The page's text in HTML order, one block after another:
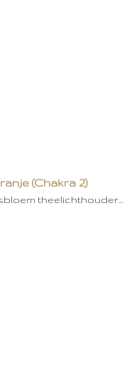
(Chakra 2)
theelichthouder…